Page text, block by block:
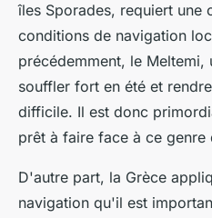
îles Sporades, requiert une
conditions de navigation
précédemment, le
souffler fort en été et
difficile. Il est donc
prêt à faire face à ce genre
D'autre part, la Grèce
navigation qu'il est